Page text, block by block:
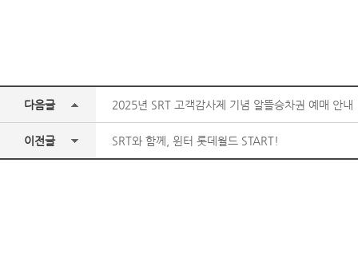
다음글 2025년 SRT 고객감사제 기념 알뜰승차권 예매 안내
이전글 SRT와 함께, 윈터 롯데월드 START!